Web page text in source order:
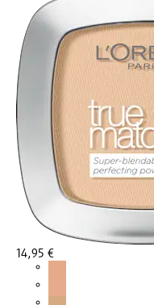
14,95 €